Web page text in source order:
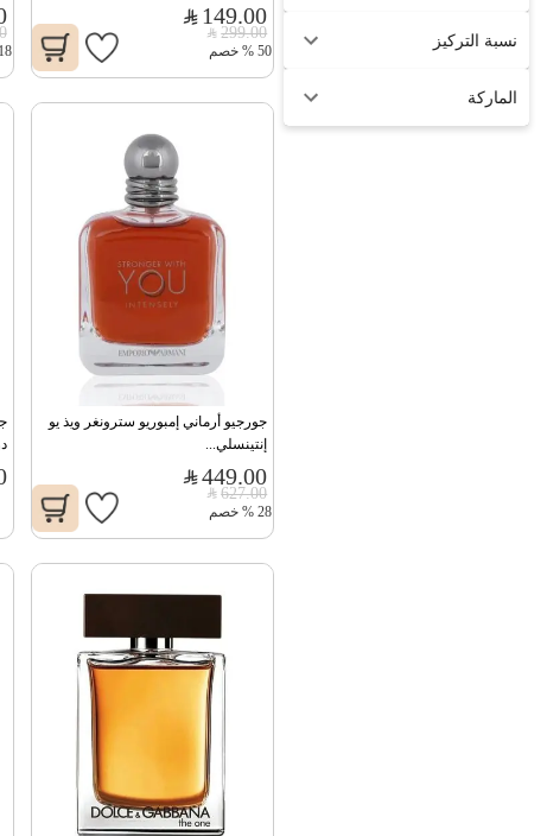
نسبة التركيز
الماركة
149.00
299.00
50
% خصم 18
إنتينسلي...
449.00
627.00
28
% خصم